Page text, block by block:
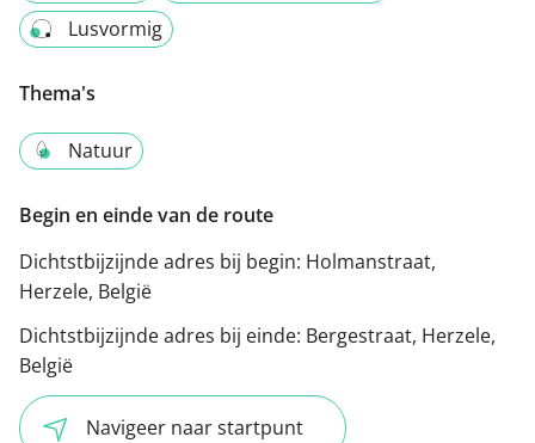
Lusvormig
Thema's
Natuur
Begin en einde van de route
Dichtstbijzijnde adres bij begin: Holmanstraat,
Herzele, België
Dichtstbijzijnde adres bij einde: Bergestraat, Herzele,
België
Navigeer naar startpunt